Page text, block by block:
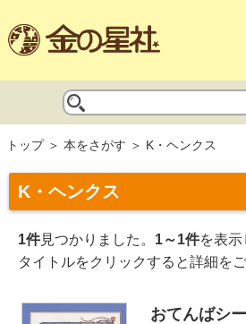
トップ 本をさがす K・ヘンクス
K・ヘンクス
1件見つかりました。 1～1件を表示
タイトルをクリックすると詳細を
おてんばシ